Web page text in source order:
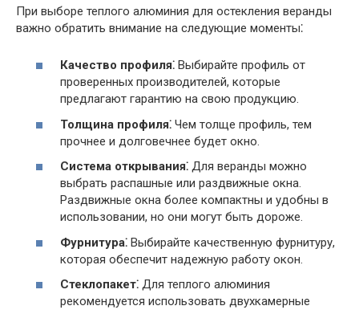
При выборе теплого алюминия для остекления веранды
важно обратить внимание на следующие моменты⁚
Качество профиля⁚ Выбирайте профиль от
проверенных производителей, которые
предлагают гарантию на свою продукцию.
Толщина профиля⁚ Чем толще профиль, тем
прочнее и долговечнее будет окно.
Система открывания⁚ Для веранды можно
выбрать распашные или раздвижные окна.
Раздвижные окна более компактны и удобны в
использовании, но они могут быть дороже.
Фурнитура⁚ Выбирайте качественную фурнитуру,
которая обеспечит надежную работу окон.
Стеклопакет⁚ Для теплого алюминия
рекомендуется использовать двухкамерные